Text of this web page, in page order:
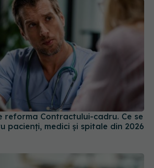
reforma Contractului-cadru. Ce se
pacienți, medici și spitale din 2026